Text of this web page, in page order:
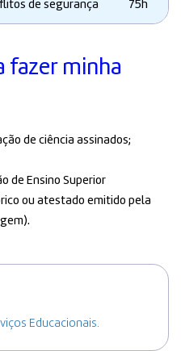
de segurança 75h
fazer minha
de ciência assinados;
de Ensino Superior
ou atestado emitido pela
Educacionais.